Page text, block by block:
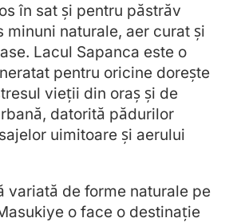
în sat și pentru păstrăv
minuni naturale, aer curat și
Lacul Sapanca este o
pentru oricine dorește
vieții din oraș și de
datorită pădurilor
uimitoare și aerului
variată de forme naturale pe
o face o destinație